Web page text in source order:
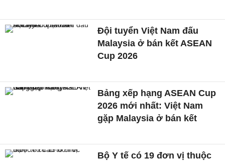
Đội tuyển Việt Nam đấu
Malaysia ở bán kết ASEAN
Cup 2026
Bảng xếp hạng ASEAN Cup
2026 mới nhất: Việt Nam
gặp Malaysia ở bán kết
Bộ Y tế có 19 đơn vị thuộc